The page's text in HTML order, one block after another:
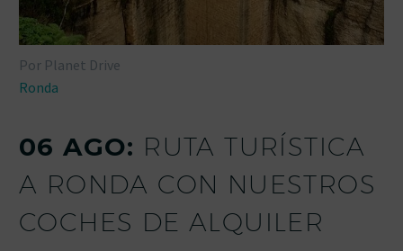
Por Planet Drive
Ronda
06 AGO: RUTA TURÍSTICA
A RONDA CON NUESTROS
COCHES DE ALQUILER